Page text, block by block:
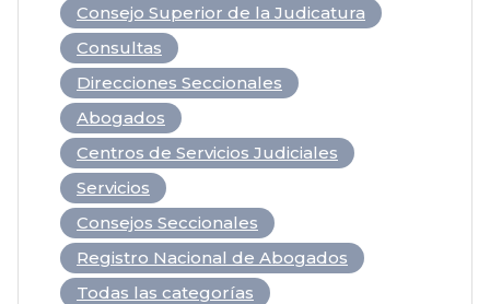
Abogados
Centros de Servicios Judiciales
Consejo Superior de la Judicatura
Consejos Seccionales
Consultas
Direcciones Seccionales
Registro Nacional de Abogados
Servicios
Todas las categorías